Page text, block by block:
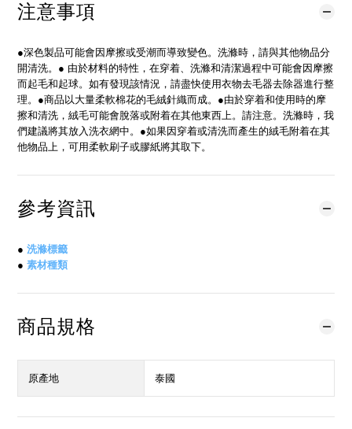
注意事項
●深色製品可能會因摩擦或受潮而導致變色。洗滌時，請與其他物品分
開清洗。● 由於材料的特性，在穿着、洗滌和清潔過程中可能會因摩擦
而起毛和起球。如有發現該情況，請盡快使用衣物去毛器去除器進行整
理。●商品以大量柔軟棉花的毛絨針織而成。●由於穿着和使用時的摩
擦和清洗，絨毛可能會脫落或附着在其他東西上。請注意。洗滌時，我
們建議將其放入洗衣網中。●如果因穿着或清洗而產生的絨毛附着在其
他物品上，可用柔軟刷子或膠紙將其取下。
參考資訊
● 洗滌標籤
● 素材種類
商品規格
原產地 泰國